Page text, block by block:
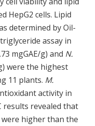
HepG2 cells. Lipid
determined by Oil-
assay in
mgGAE/g) and N.
were the highest
11 plants. M.
activity in
results revealed that
higher than the